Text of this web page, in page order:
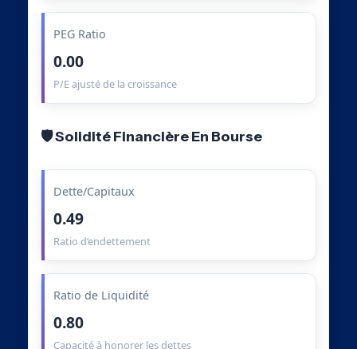
PEG Ratio
0.00
P/E ajusté de la croissance
🛡️ Solidité Financière En Bourse
Dette/Capitaux
0.49
Ratio d’endettement
Ratio de Liquidité
0.80
Capacité à honorer les dettes